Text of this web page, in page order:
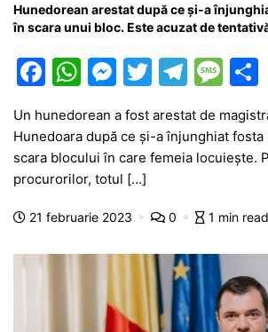
Hunedorean arestat după ce și-a
în scara unui bloc. Este acuzat de
F
c
e
b
o
W
at
s
A
p
M
s
s
e
n
er
T
itt
er
T
e
gr
m
M
s
s
g z
Un hunedorean a fost arestat de
Hunedoara după ce și-a înjunghiat fosta
scara blocului în care femeia locuiește.
procurorilor, totul […]
21 februarie 2023 0 1 min read